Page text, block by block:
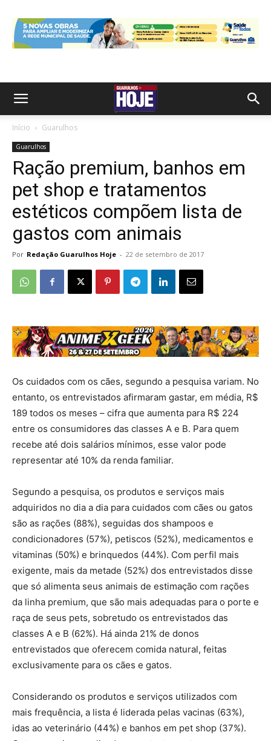
Início Guarulhos
Guarulhos
Ração premium, banhos em
pet shop e tratamentos
estéticos compõem lista de
gastos com animais
Por Redação Guarulhos Hoje - 22 de setembro de 2017
Os cuidados com os cães, segundo a pesquisa variam. No
entanto, os entrevistados afirmaram gastar, em média, R$
189 todos os meses – cifra que aumenta para R$ 224
entre os consumidores das classes A e B. Para quem
recebe até dois salários mínimos, esse valor pode
representar até 10% da renda familiar.
Segundo a pesquisa, os produtos e serviços mais
adquiridos no dia a dia para cuidados com cães ou gatos
são as rações (88%), seguidas dos shampoos e
condicionadores (57%), petiscos (52%), medicamentos e
vitaminas (50%) e brinquedos (44%). Com perfil mais
exigente, mais da metade (52%) dos entrevistados disse
que só alimenta seus animais de estimação com rações
da linha premium, que são mais adequadas para o porte e
raça de seus pets, sobretudo os entrevistados das
classes A e B (62%). Há ainda 21% de donos
entrevistados que oferecem comida natural, feitas
exclusivamente para os cães e gatos.
Considerando os produtos e serviços utilizados com
mais frequência, a lista é liderada pelas vacinas (63%),
idas ao veterinário (44%) e banhos em pet shop (37%).